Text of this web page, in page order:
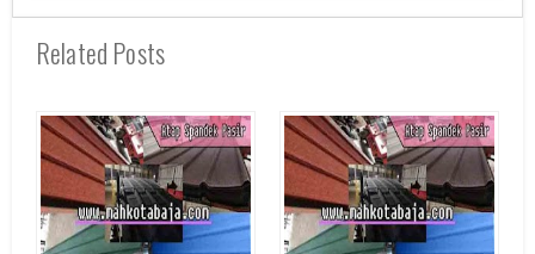
Related Posts